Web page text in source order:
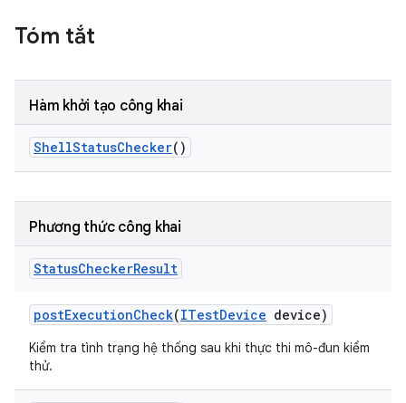
Tóm tắt
Hàm khởi tạo công khai
ShellStatusChecker()
Phương thức công khai
StatusCheckerResult
postExecutionCheck(ITestDevice device)
Kiểm tra tình trạng hệ thống sau khi thực thi mô-đun kiểm
thử.